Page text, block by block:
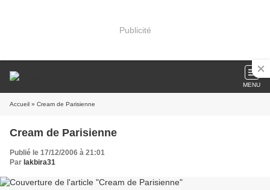
Publicité
MENU
Accueil » Cream de Parisienne
Cream de Parisienne
Publié le 17/12/2006 à 21:01
Par lakbira31